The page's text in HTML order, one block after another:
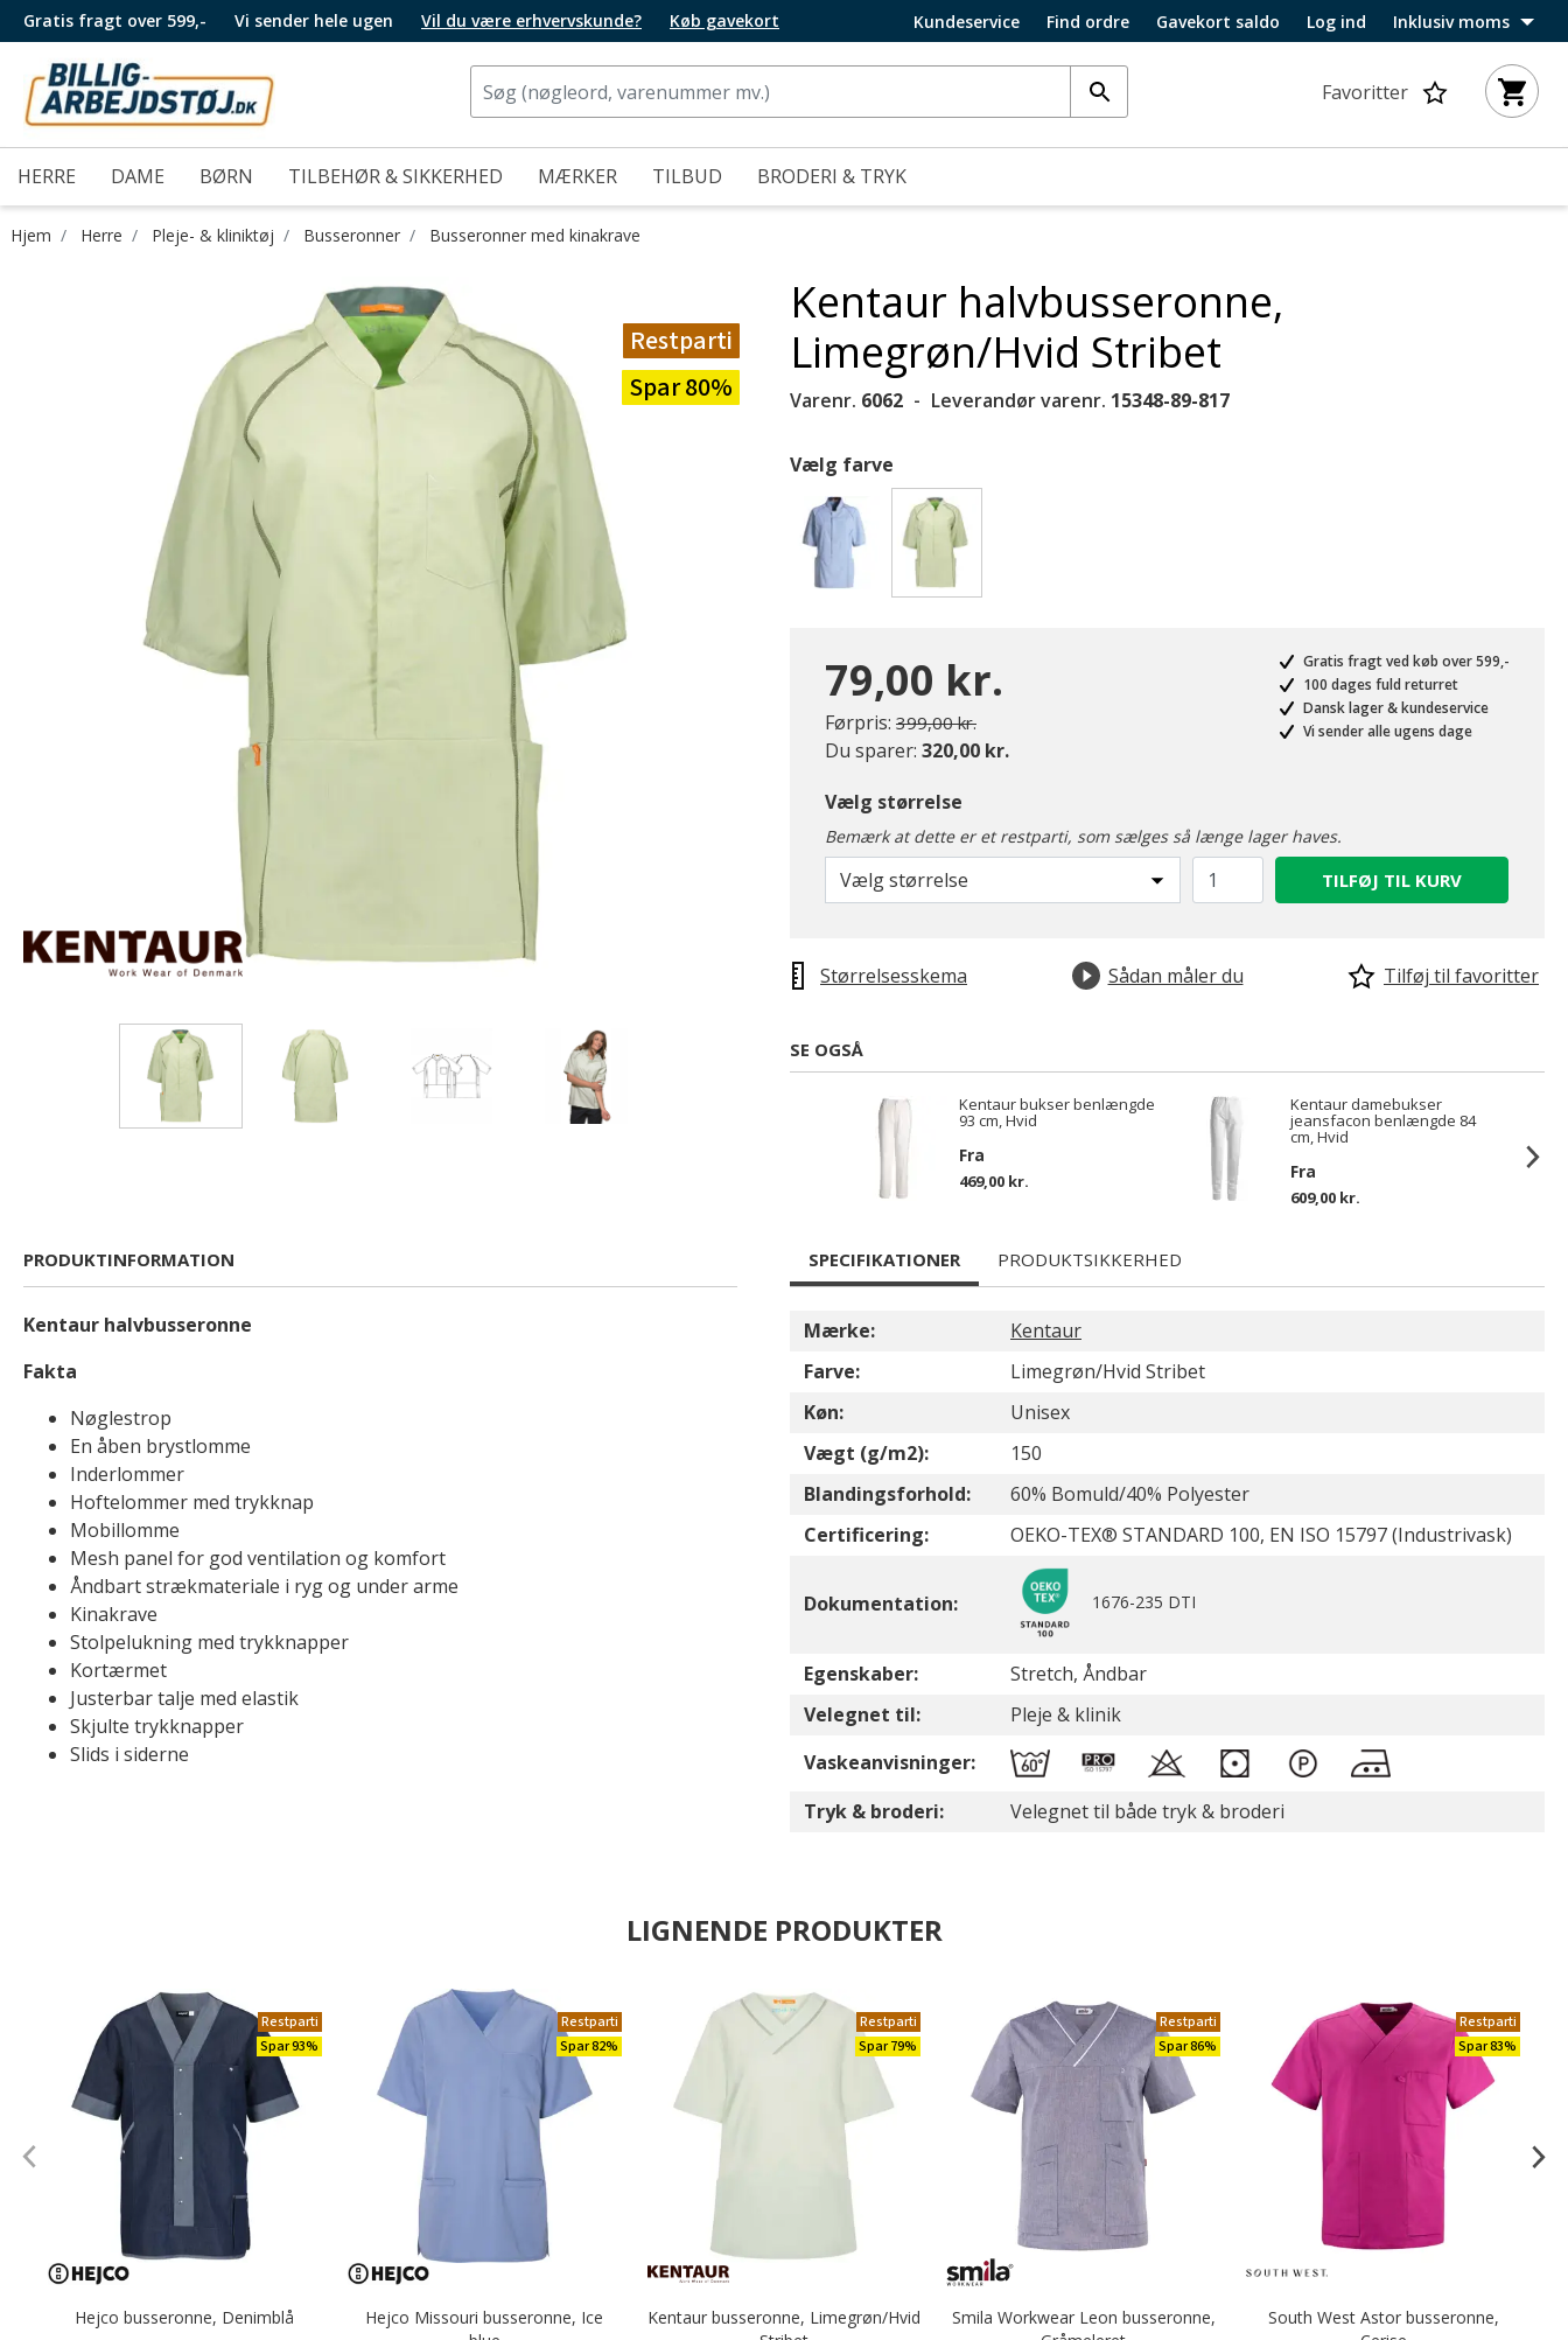
Gratis fragt over 599,- Vi sender hele ugen Vil du være erhvervskunde? Køb gavekort Kundeservice Find ordre Gavekort saldo Log ind Inklusiv moms
Favoritter
HERRE DAME BØRN TILBEHØR & SIKKERHED MÆRKER TILBUD BRODERI & TRYK
Hjem Herre Pleje- & kliniktøj Busseronner Busseronner med kinakrave
Restparti
Spar 80%
Kentaur halvbusseronne,
Limegrøn/Hvid Stribet
Varenr. 6062 Leverandør varenr. 15348-89-817
Vælg farve
79,00 kr.
Førpris: Pris nedsat fra
399,00 kr.til
Du sparer: 320,00 kr.
Gratis fragt ved køb over 599,-
100 dages fuld returret
Dansk lager & kundeservice
Vi sender alle ugens dage
Vælg størrelse
Bemærk at dette er et restparti, som sælges så længe lager haves.
Vælg størrelse TILFØJ TIL KURV
Størrelsesskema Sådan måler du Tilføj til favoritter
SE OGSÅ
Kentaur bukser benlængde
93 cm, Hvid
Fra
469,00 kr.
Kentaur damebukser
jeansfacon benlængde 84
cm, Hvid
Fra
609,00 kr.
PRODUKTINFORMATION
Kentaur halvbusseronne
Fakta
Nøglestrop
En åben brystlomme
Inderlommer
Hoftelommer med trykknap
Mobillomme
Mesh panel for god ventilation og komfort
Åndbart strækmateriale i ryg og under arme
Kinakrave
Stolpelukning med trykknapper
Kortærmet
Justerbar talje med elastik
Skjulte trykknapper
Slids i siderne
SPECIFIKATIONER PRODUKTSIKKERHED
Mærke:
Kentaur
Farve:
Limegrøn/Hvid Stribet
Køn:
Unisex
Vægt (g/m2):
150
Blandingsforhold:
60% Bomuld/40% Polyester
Certificering:
OEKO-TEX® STANDARD 100, EN ISO 15797 (Industrivask)
Dokumentation: 1676-235 DTI
Egenskaber:
Stretch, Åndbar
Velegnet til:
Pleje & klinik
Vaskeanvisninger:
Tryk & broderi:
Velegnet til både tryk & broderi
LIGNENDE PRODUKTER
Restparti
Spar 93%
Hejco busseronne, Denimblå
Restparti
Spar 82%
Hejco Missouri busseronne, Ice
Restparti
Spar 79%
Kentaur busseronne, Limegrøn/Hvid
Restparti
Spar 86%
Smila Workwear Leon busseronne,
Restparti
Spar 83%
South West Astor busseronne,